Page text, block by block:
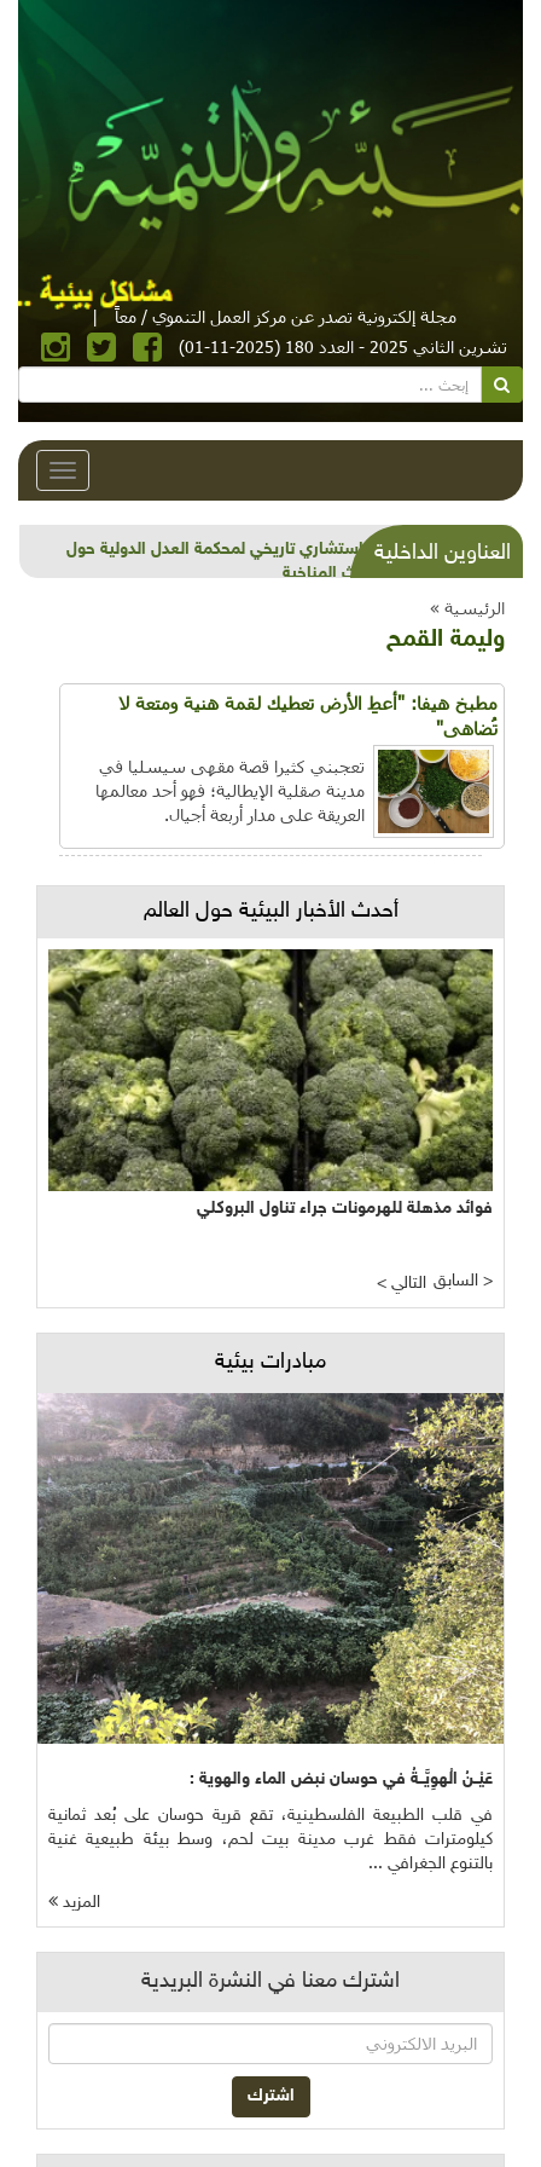
مجلة إلكترونية تصدر عن مركز العمل التنموي / معاً
|
تشرين الثاني 2025 - العدد 180 (2025-11-01)
Toggle
العناوين الداخليةشذرات بيئية وتنموية...بنية تحتية وحلويات قبيحة
وحاكورة ونوبل وزيتون و"سيباط"
الرئيسية »
وليمة القمح
مطبخ هيفا: "أعطِ الأرض تعطيك لقمة هنية ومتعة لا
تُضاهى"
تعجبني كثيرا قصة مقهى سيسليا في
مدينة صقلية الإيطالية؛ فهو أحد معالمها
العريقة على مدار أربعة أجيال.
أحدث الأخبار البيئية حول العالم
فوائد مذهلة للهرمونات جراء تناول البروكلي
< التالي السابق >
مبادرات بيئية
عَيْــنُ الْهوِيَّــةُ في حوسان نبض الماء والهوية :
في قلب الطبيعة الفلسطينية، تقع قرية حوسان على بُعد ثمانية
كيلومترات فقط غرب مدينة بيت لحم، وسط بيئة طبيعية غنية
بالتنوع الجغرافي ...
المزيد
اشترك معنا في النشرة البريدية